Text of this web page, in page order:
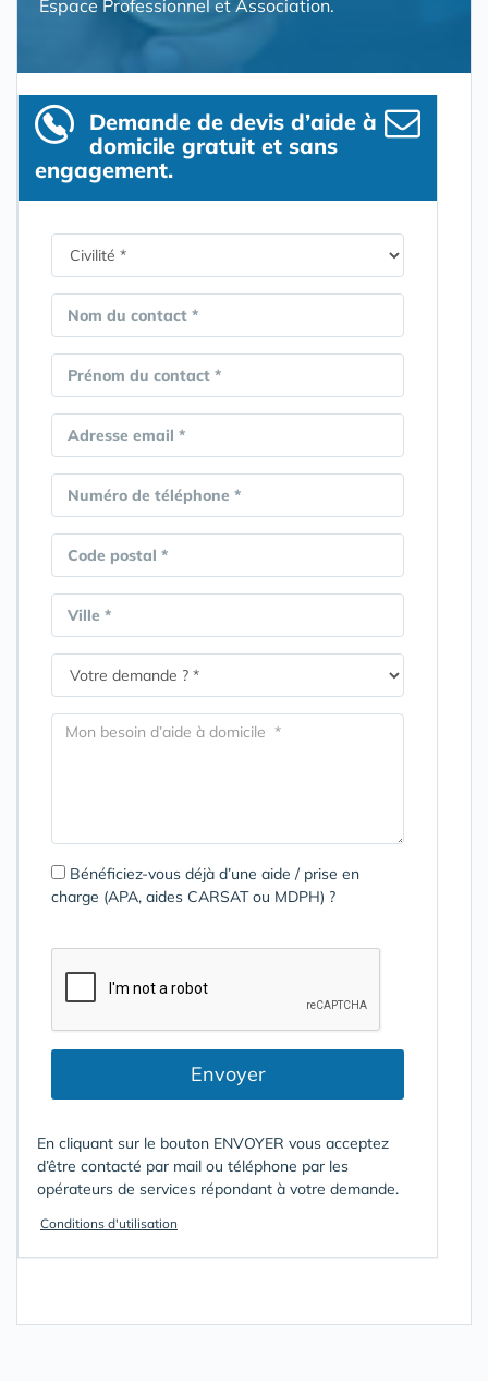
Espace Professionnel et Association.
Demande de devis d’aide à
domicile gratuit et sans
engagement.
Nom du contact *
Prénom du contact *
Adresse email *
Numéro de téléphone *
Code postal *
Ville *
Bénéficiez-vous déjà d’une aide / prise en
charge (APA, aides CARSAT ou MDPH) ?
Envoyer
En cliquant sur le bouton ENVOYER vous acceptez
d’être contacté par mail ou téléphone par les
opérateurs de services répondant à votre demande.
Conditions d'utilisation